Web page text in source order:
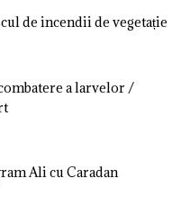
de incendii de vegetație
a larvelor /
Ali cu Caradan